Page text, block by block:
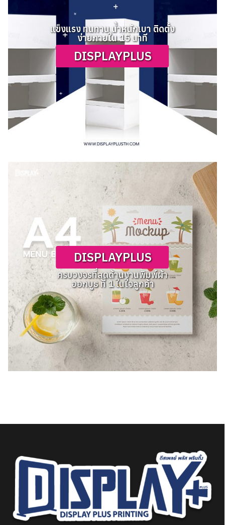
แข็งแรง ทนทาน น้ำหนักเบา ติดตั้ง
ง่ายภายใน 15 นาที
DISPLAYPLUS
DISPLAYPLUS
ครบวงจรที่สุดด้านงานพิมพ์ผ้า
ออกบูธ ที่ 1 ในใจลูกค้า